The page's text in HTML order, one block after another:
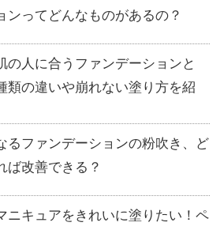
ンってどんなものがあるの？
の人に合うファンデーションと
類の違いや崩れない塗り方を紹
るファンデーションの粉吹き、ど
ば改善できる？
ニキュアをきれいに塗りたい！ペ